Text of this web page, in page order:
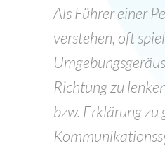
Als Führer einer
verstehen, oft
Richtung zu
bzw. Erklärung zu